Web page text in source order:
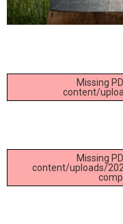
Missing
content/
Missing
content/uploads/